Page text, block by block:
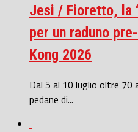
Jesi / Fioretto, la
per un raduno
Kong 2026
Dal 5 al 10 luglio oltre
pedane di...